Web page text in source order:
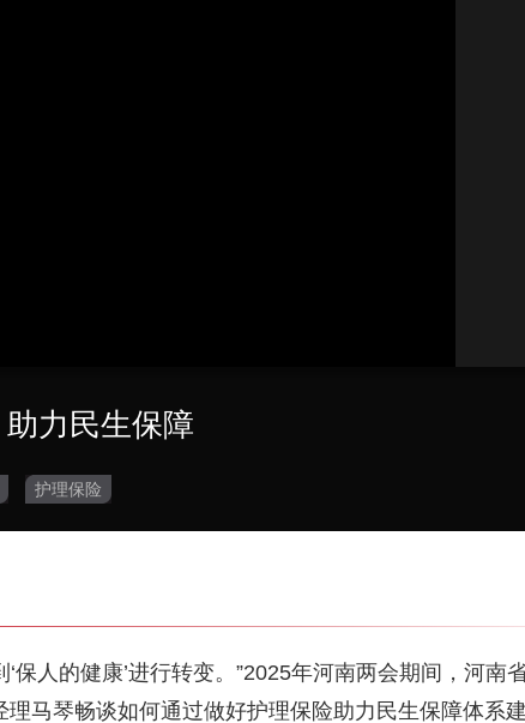
力民生保障
护理保险
保人的健康’进行转变。”2025年河南两会期间，河南
马琴畅谈如何通过做好护理保险助力民生保障体系建